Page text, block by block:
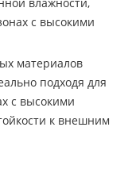
с высокими
материалов
подходя для
с высокими
к внешним